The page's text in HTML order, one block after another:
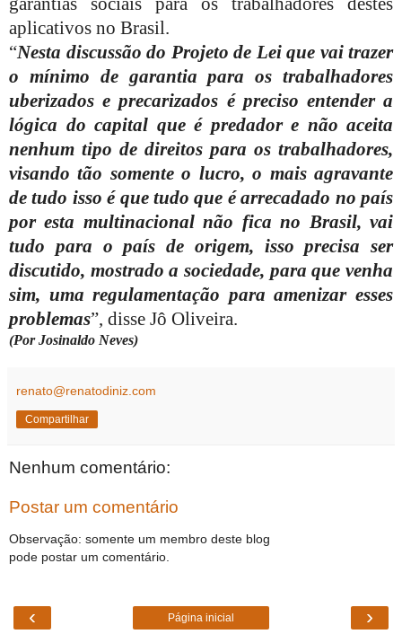
aplicativos no Brasil.
“Nesta discussão do Projeto de Lei que vai trazer
o mínimo de garantia para os trabalhadores
uberizados e precarizados é preciso entender a
lógica do capital que é predador e não aceita
nenhum tipo de direitos para os trabalhadores,
visando tão somente o lucro, o mais agravante
de tudo isso é que tudo que é arrecadado no país
por esta multinacional não fica no Brasil, vai
tudo para o país de origem, isso precisa ser
discutido, mostrado a sociedade, para que venha
sim, uma regulamentação para amenizar esses
problemas”, disse Jô Oliveira.
(Por Josinaldo Neves)
renato@renatodiniz.com
Compartilhar
Nenhum comentário:
Postar um comentário
Observação: somente um membro deste blog
pode postar um comentário.
‹ ›
Página inicial